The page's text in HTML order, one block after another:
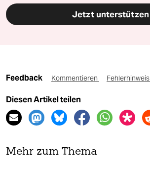
Jetzt unterstützen
Feedback Kommentieren Fehlerhinweis
Diesen Artikel teilen
Mehr zum Thema